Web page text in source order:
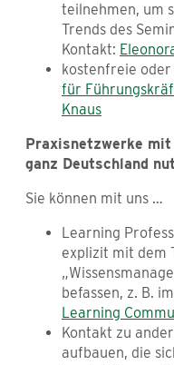
teilnehmen, um
Trends des
Kontakt:
kostenfreie
für
Knaus
Praxisnetzwerke
ganz Deutschland
Sie können mit uns …
Learning
explizit mit dem
befassen, z. B.
Learning
Kontakt zu
aufbauen, die